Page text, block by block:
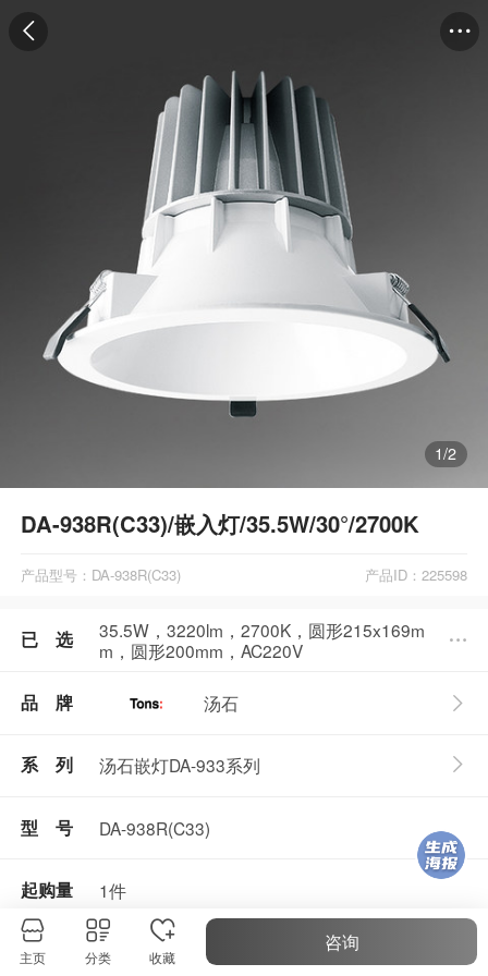
1/2
DA-938R(C33)/嵌入灯/35.5W/30°/2700K
产品型号：DA-938R(C33) 产品ID：225598
已 选
35.5W，3220lm，2700K，圆形215x169m
m，圆形200mm，AC220V
品 牌 汤石
系 列 汤石嵌灯DA-933系列
型 号 DA-938R(C33)
起购量 1件
产品参数
主页 分类 收藏
咨询